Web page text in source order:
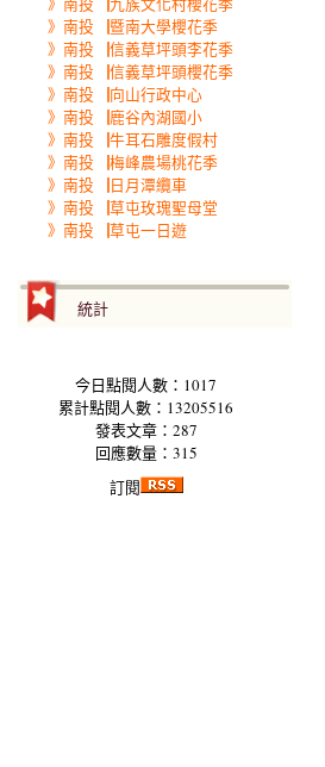
》南投▕暨南大學櫻花季
》南投▕信義草坪頭李花季
》南投▕信義草坪頭櫻花季
》南投▕向山行政中心
》南投▕鹿谷內湖國小
》南投▕牛耳石雕度假村
》南投▕梅峰農場桃花季
》南投▕日月潭纜車
》南投▕草屯玫瑰聖母堂
》南投▕草屯一日遊
統計
今日點閱人數：1017
累計點閱人數：13205516
發表文章：287
回應數量：315
訂閱